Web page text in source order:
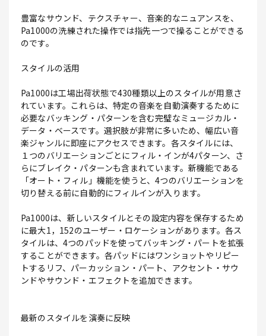
豊富なサウンド、テクスチャー、音楽的なニュアンスを、
Pa1000の洗練された操作では指先一つで操ることができる
のです。
スタイルの活用
Pa1000は工場出荷状態で430種類以上のスタイルが用意さ
れています。これらは、特定の音楽を自動演奏するために
必要なバッキング・パターンを含む完璧なミュージカル・
データ・ベースです。選択肢が非常に多いため、幅広い音
楽ジャンルに即座にアクセスできます。各スタイルには、
１つのバリエーションごとにフィル・インが4パターン、さ
らにブレイク・パターンも含まれています。新機能である
「オート・フィル」機能を使うと、4つのバリエーションを
切り替える前に自動的にフィルインが入ります。
Pa1000は、新しいスタイルとその設定内容を保存するため
に最大1，152のユーザー・ロケーションがあります。各ス
タイルは、4つのパッドを使ってバッキング・パートを拡張
することができます。各パッドにはワンショットやリピー
トするリフ、パーカッション・パート、アクセント・サウ
ンドやサウンド・エフェクトを追加できます。
最新のスタイルを演奏に反映